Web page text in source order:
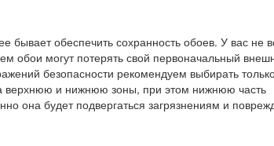
обеспечить сохранность обоев. У вас не
обои могут потерять свой первоначальный
безопасности рекомендуем выбирать
верхнюю и нижнюю зоны, при этом нижнюю часть
она будет подвергаться загрязнениям и